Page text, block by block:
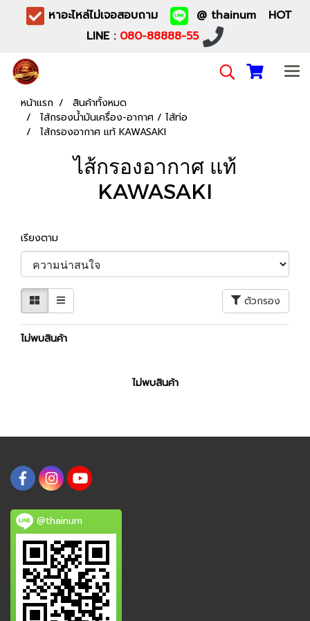
หาอะไหล่ไม่เจอสอบถาม
@ thainum HOT
LINE : 080-88888-55
หน้าแรก
สินค้าทั้งหมด
ไส้กรองน้ำมันเครื่อง-อากาศ / ไส้ท่อ
ไส้กรองอากาศ แท้ KAWASAKI
ไส้กรองอากาศ แท้
KAWASAKI
เรียงตาม
ตัวกรอง
ไม่พบสินค้า
ไม่พบสินค้า
@thainum